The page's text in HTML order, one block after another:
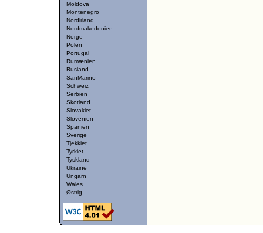
Moldova
Montenegro
Nordirland
Nordmakedonien
Norge
Polen
Portugal
Rumænien
Rusland
SanMarino
Schweiz
Serbien
Skotland
Slovakiet
Slovenien
Spanien
Sverige
Tjekkiet
Tyrkiet
Tyskland
Ukraine
Ungarn
Wales
Østrig